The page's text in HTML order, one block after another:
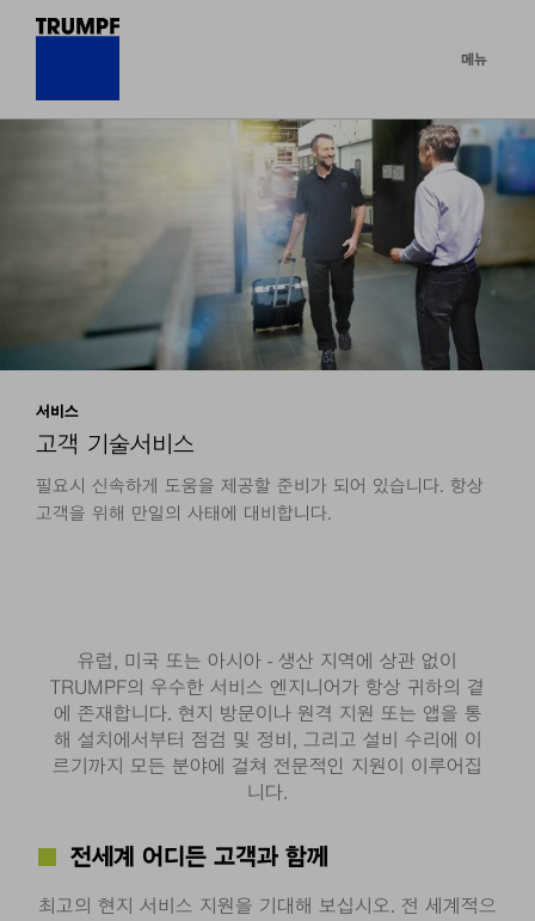
메뉴
서비스
고객 기술서비스
필요시 신속하게 도움을 제공할 준비가 되어 있습니다. 항상
고객을 위해 만일의 사태에 대비합니다.
유럽, 미국 또는 아시아 - 생산 지역에 상관 없이
TRUMPF의 우수한 서비스 엔지니어가 항상 귀하의 곁
에 존재합니다. 현지 방문이나 원격 지원 또는 앱을 통
해 설치에서부터 점검 및 정비, 그리고 설비 수리에 이
르기까지 모든 분야에 걸쳐 전문적인 지원이 이루어집
니다.
전세계 어디든 고객과 함께
최고의 현지 서비스 지원을 기대해 보십시오. 전 세계적으